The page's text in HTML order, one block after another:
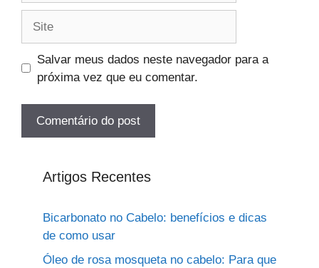
Salvar meus dados neste navegador para a
próxima vez que eu comentar.
Artigos Recentes
Bicarbonato no Cabelo: benefícios e dicas
de como usar
Óleo de rosa mosqueta no cabelo: Para que